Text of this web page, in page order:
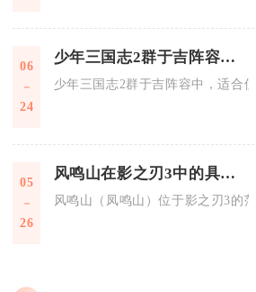
06
24
少年三国志2群于吉阵容中适合使用哪些主将技能
少年三国志2群于吉阵容中，适合
05
26
风鸣山在影之刃3中的具体位置
风鸣山（凤鸣山）位于影之刃3的